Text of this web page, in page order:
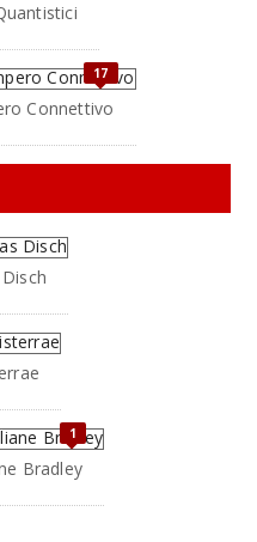
17
Connettivo
1
Bradley